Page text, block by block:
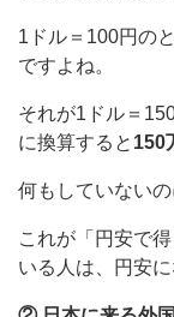
1ドル＝100円の
ですよね。
それが1ドル＝
に換算すると 150
何もしていない
これが「円安で
いる人は、円安